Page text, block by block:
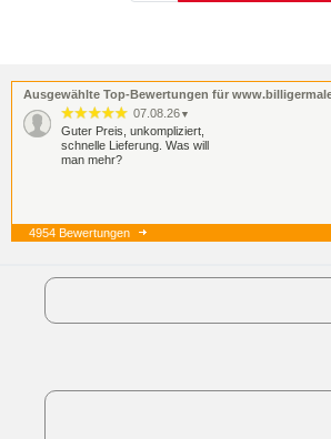
Ausgewählte Top-Bewertungen für
07.08.26 ▼
Guter Preis, unkompliziert,
schnelle Lieferung. Was will
man mehr?
07.08.26 ▼
4954 Bewertungen